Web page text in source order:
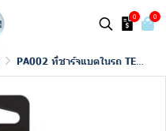
0 0
PA002 ที่ชาร์จแบตในรถ TECHPRO 4.8A Dual-port 2 USB-A Colorful LED Light - Black